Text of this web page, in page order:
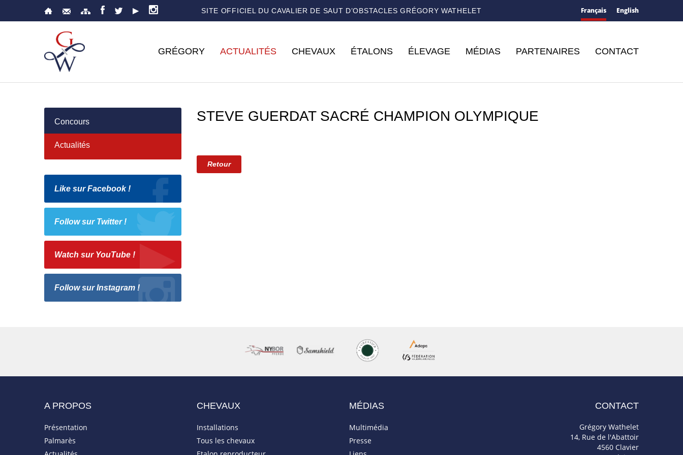
SITE OFFICIEL DU CAVALIER DE SAUT D’OBSTACLES GRÉGORY WATHELET Français English
GRÉGORY ACTUALITÉS CHEVAUX ÉTALONS ÉLEVAGE MÉDIAS PARTENAIRES CONTACT
Concours
Actualités
Like sur Facebook !
Follow sur Twitter !
Watch sur YouTube !
Follow sur Instagram !
STEVE GUERDAT SACRÉ CHAMPION OLYMPIQUE
Retour
A PROPOS
Présentation
Palmarès
CHEVAUX
Installations
Tous les chevaux
MÉDIAS
Multimédia
Presse
CONTACT
Grégory Wathelet
14, Rue de l'Abattoir
4560 Clavier